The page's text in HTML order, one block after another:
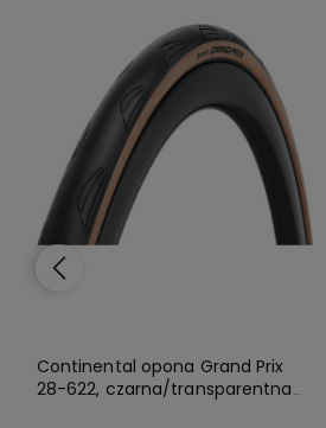
Continental opona Grand Prix
28-622, czarna/transparentna